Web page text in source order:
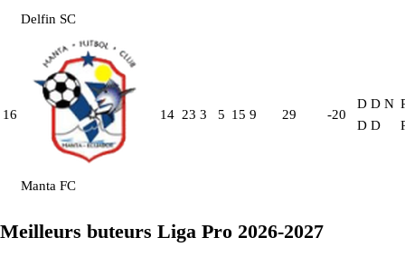
Delfin SC
16
Manta FC
14 23 3 5 15 9 29 -20
D D N
D D
Meilleurs buteurs Liga Pro 2026-2027